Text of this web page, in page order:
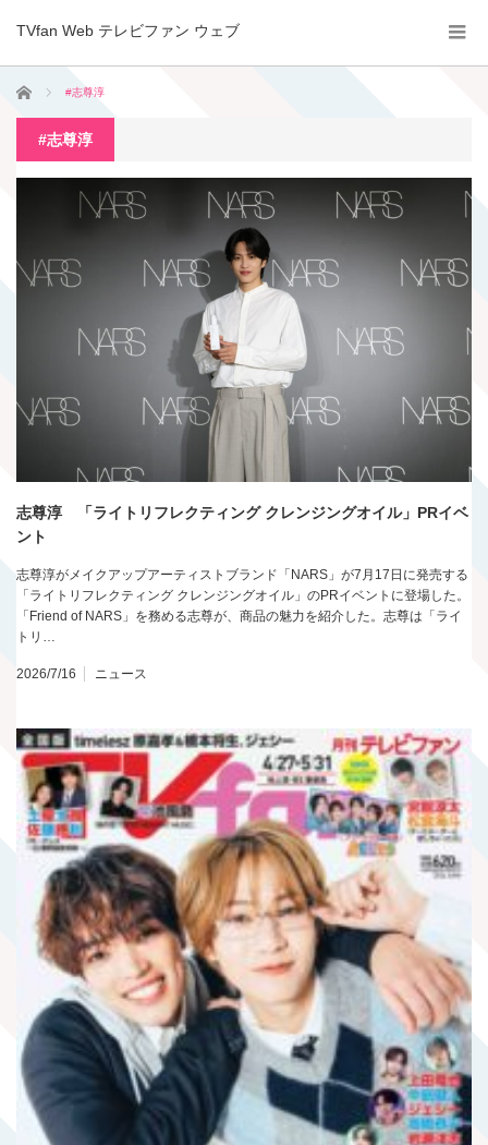
TVfan Web テレビファン ウェブ
ホーム #志尊淳
#志尊淳
志尊淳 「ライトリフレクティング クレンジングオイル」PRイベ
ント
志尊淳がメイクアップアーティストブランド「NARS」が7月17日に発売する
「ライトリフレクティング クレンジングオイル」のPRイベントに登場した。
「Friend of NARS」を務める志尊が、商品の魅力を紹介した。志尊は「ライ
トリ…
2026/7/16 ニュース